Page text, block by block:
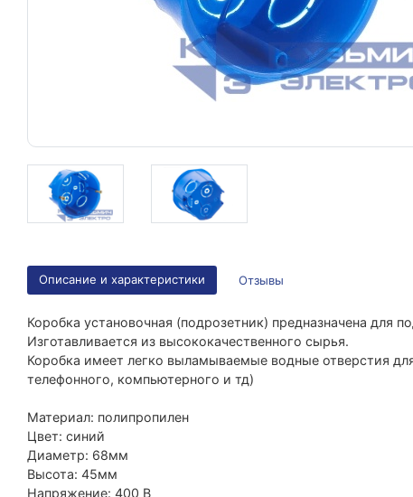
Описание и характеристики Отзывы
Коробка установочная (подрозетник) предназначена для
Изготавливается из высококачественного сырья.
Коробка имеет легко выламываемые водные отверстия
телефонного, компьютерного и тд)
Материал: полипропилен
Цвет: синий
Диаметр: 68мм
Высота: 45мм
Напряжение: 400 В